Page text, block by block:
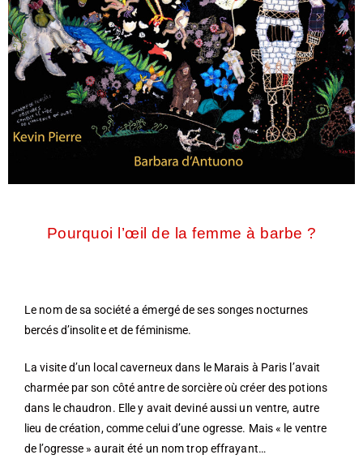
Pourquoi l’œil de la femme à barbe ?
Le nom de sa société a émergé de ses songes nocturnes
bercés d’insolite et de féminisme.
La visite d’un local caverneux dans le Marais à Paris l’avait
charmée par son côté antre de sorcière où créer des potions
dans le chaudron. Elle y avait deviné aussi un ventre, autre
lieu de création, comme celui d’une ogresse. Mais « le ventre
de l’ogresse » aurait été un nom trop effrayant…